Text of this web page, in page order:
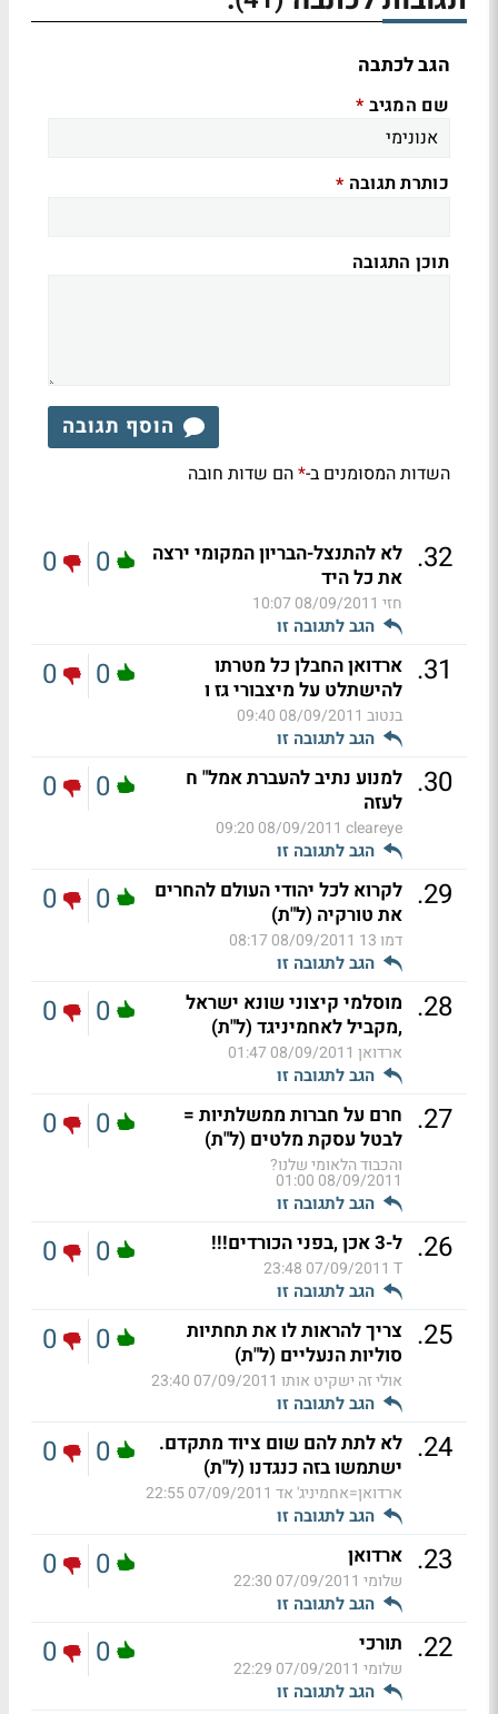
הגב לכתבה
שם המגיב *
כותרת תגובה *
תוכן התגובה
הוסף תגובה
השדות המסומנים ב-*הם שדות חובה
32
. לא להתנצל-הבריון המקומי ירצה
את כל היד
חזי 08/09/2011 10:07
הגב לתגובה זו
0
0
31
. ארדואן החבלן כל מטרתו
להישתלט על מיצבורי גז ו
בנטוב 08/09/2011 09:40
הגב לתגובה זו
0
0
30
. למנוע נתיב להעברת אמל" ח
לעזה
cleareye
08/09/2011 09:20
הגב לתגובה זו
0
0
29
. לקרוא לכל יהודי העולם להחרים
את טורקיה (ל"ת)
דמו 13 08/09/2011 08:17
הגב לתגובה זו
0
0
28
. מוסלמי קיצוני שונא ישראל
,מקביל לאחמיניגד (ל"ת)
ארדואן 08/09/2011 01:47
הגב לתגובה זו
0
0
27
. חרם על חברות ממשלתיות =
לבטל עסקת מלטים (ל"ת)
והכבוד הלאומי שלנו?
08/09/2011 01:00
הגב לתגובה זו
0
0
26
. ל-3 אכן ,בפני הכורדים!!!
T
07/09/2011 23:48
הגב לתגובה זו
0
0
25
. צריך להראות לו את תחתיות
סוליות הנעליים (ל"ת)
אולי זה ישקיט אותו 07/09/2011 23:40
הגב לתגובה זו
0
0
24
. לא לתת להם שום ציוד מתקדם.
ישתמשו בזה כנגדנו (ל"ת)
ארדואן=אחמיניג' אד 07/09/2011 22:55
הגב לתגובה זו
0
0
23
. ארדואן
שלומי 07/09/2011 22:30
הגב לתגובה זו
0
0
22
. תורכי
שלומי 07/09/2011 22:29
הגב לתגובה זו
0
0